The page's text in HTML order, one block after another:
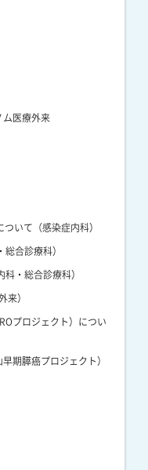
医療外来
いて（感染症内科）
合診療科）
・総合診療科）
）
プロジェクト）につい
期膵癌プロジェクト）